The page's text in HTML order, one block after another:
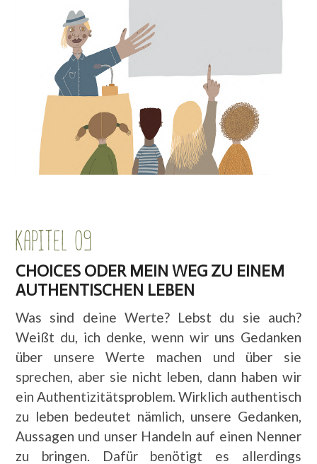
KAPITEL 09
CHOICES ODER MEIN WEG ZU EINEM
AUTHENTISCHEN LEBEN
Was sind deine Werte? Lebst du sie auch?
Weißt du, ich denke, wenn wir uns Gedanken
über unsere Werte machen und über sie
sprechen, aber sie nicht leben, dann haben wir
ein Authentizitätsproblem. Wirklich authentisch
zu leben bedeutet nämlich, unsere Gedanken,
Aussagen und unser Handeln auf einen Nenner
zu bringen. Dafür benötigt es allerdings